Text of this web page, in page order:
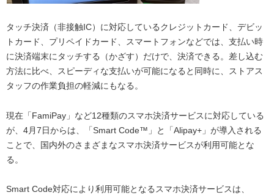
タッチ決済（非接触IC）に対応しているクレジットカード、デビッ
トカード、プリペイドカード、スマートフォンなどでは、支払い時
に決済端末にタッチする（かざす）だけで、決済できる。差し込む
方法に比べ、スピーディな支払いが可能になると同時に、ストアス
タッフの作業負担の軽減にもなる。
現在「FamiPay」など12種類のスマホ決済サービスに対応している
が、4月7日からは、「Smart Code™」と「Alipay+」が導入される
ことで、国内外のさまざまなスマホ決済サービスが利用可能とな
る。
Smart Code対応により利用可能となるスマホ決済サービスは、